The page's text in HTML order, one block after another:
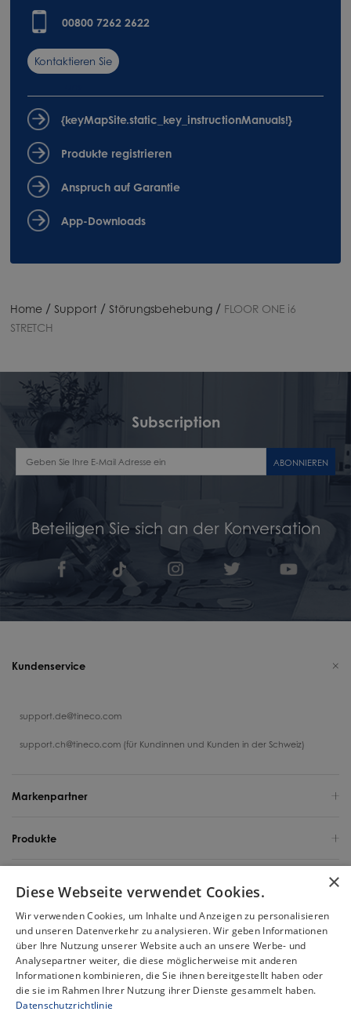
00800 7262 2622
Kontaktieren Sie
{keyMapSite.static_key_instructionManuals!}
Produkte registrieren
Anspruch auf Garantie
App-Downloads
Home / Support / Störungsbehebung / FLOOR ONE i6
STRETCH
Subscription
ABONNIEREN
Beteiligen Sie sich an der Konversation
Kundenservice
support.de@tineco.com
support.ch@tineco.com (für Kundinnen und Kunden in der Schweiz)
Markenpartner
Produkte
Über uns
Deutschland / Deutsch
Urheberrecht 2025 Tineco Intelligent Germany GmbH. Alle Rechte
vorbehalten.
×
Diese Webseite verwendet Cookies.
Wir verwenden Cookies, um Inhalte und Anzeigen zu personalisieren
und unseren Datenverkehr zu analysieren. Wir geben Informationen
über Ihre Nutzung unserer Website auch an unsere Werbe- und
Analysepartner weiter, die diese möglicherweise mit anderen
Informationen kombinieren, die Sie ihnen bereitgestellt haben oder
die sie im Rahmen Ihrer Nutzung ihrer Dienste gesammelt haben.
Datenschutzrichtlinie